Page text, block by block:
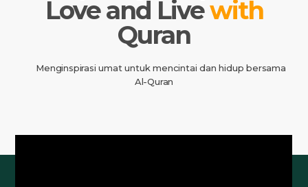
Love and Livewith
Quran
Menginspirasi umat untuk mencintai dan hidup bersama
Al-Quran